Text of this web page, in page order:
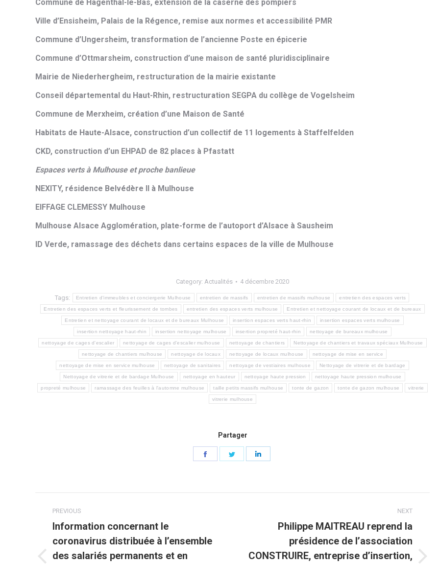
Commune de Hagenthal-le-Bas, extension de la caserne des pompiers
Ville d’Ensisheim, Palais de la Régence, remise aux normes et accessibilité PMR
Commune d’Ungersheim, transformation de l’ancienne Poste en épicerie
Commune d’Ottmarsheim, construction d’une maison de santé pluridisciplinaire
Mairie de Niederhergheim, restructuration de la mairie existante
Conseil départemental du Haut-Rhin, restructuration SEGPA du collège de Vogelsheim
Commune de Merxheim, création d’une Maison de Santé
Habitats de Haute-Alsace, construction d’un collectif de 11 logements à Staffelfelden
CKD, construction d’un EHPAD de 82 places à Pfastatt
Espaces verts à Mulhouse et proche banlieue
NEXITY, résidence Belvédère II à Mulhouse
EIFFAGE CLEMESSY Mulhouse
Mulhouse Alsace Agglomération, plate-forme de l’autoport d’Alsace à Sausheim
ID Verde, ramassage des déchets dans certains espaces de la ville de Mulhouse
Category: Actualités 4 décembre 2020
Tags: Entretien d’immeubles et conciergerie Mulhouse entretien de massifs entretien de massifs mulhouse entretien des espaces verts
Entretien des espaces verts et fleurissement de tombes entretien des espaces verts mulhouse Entretien et nettoyage courant de locaux et de bureaux
Entretien et nettoyage courant de locaux et de bureaux Mulhouse insertion espaces verts haut-rhin insertion espaces verts mulhouse
insertion nettoyage haut-rhin insertion nettoyage mulhouse insertion propreté haut-rhin nettoyage de bureaux mulhouse
nettoyage de cages d'escalier nettoyage de cages d'escalier mulhouse nettoyage de chantiers Nettoyage de chantiers et travaux spéciaux Mulhouse
nettoyage de chantiers mulhouse nettoyage de locaux nettoyage de locaux mulhouse nettoyage de mise en service
nettoyage de mise en service mulhouse nettoyage de sanitaires nettoyage de vestiaires mulhouse Nettoyage de vitrerie et de bardage
Nettoyage de vitrerie et de bardage Mulhouse nettoyage en hauteur nettoyage haute pression nettoyage haute pression mulhouse
propreté mulhouse ramassage des feuilles à l'automne mulhouse taille petits massifs mulhouse tonte de gazon tonte de gazon mulhouse vitrerie
vitrerie mulhouse
Partager
Share
navigation
PREVIOUS
Information concernant le
coronavirus distribuée à l’ensemble
des salariés permanents et en
NEXT
Philippe MAITREAU reprend la
présidence de l’association
CONSTRUIRE, entreprise d’insertion,